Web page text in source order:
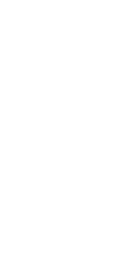
商一览